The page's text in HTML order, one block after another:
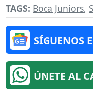
TAGS: Boca Juniors,
SÍGUENOS
ÚNETE AL